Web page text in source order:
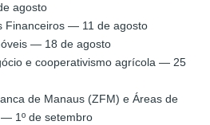
agosto
Financeiros — 11 de agosto
— 18 de agosto
e cooperativismo agrícola — 25
de Manaus (ZFM) e Áreas de
1º de setembro